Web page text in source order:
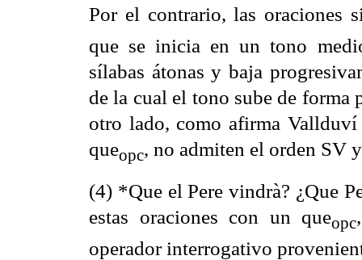
Por el contrario, las oraciones
que se inicia en un tono
sílabas átonas y baja
de la cual el tono sube de
otro lado, como afirma
queopc, no admiten el orden SV
(4) *Que el Pere vindrà? ¿Que
estas oraciones con un queopc,
operador interrogativo